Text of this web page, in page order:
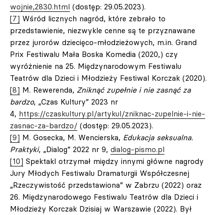
wojnie,2830.html (dostęp: 29.05.2023).
[7] Wśród licznych nagród, które zebrało to
przedstawienie, niezwykle cenne są te przyznawane
przez jurorów dziecięco-młodzieżowych, m.in. Grand
Prix Festiwalu Mała Boska Komedia (2020,) czy
wyróżnienie na 25. Międzynarodowym Festiwalu
Teatrów dla Dzieci i Młodzieży Festiwal Korczak (2020).
[8] M. Rewerenda, Zniknąć zupełnie i nie zasnąć za
bardzo, „Czas Kultury” 2023 nr
4, https://czaskultury.pl/artykul/zniknac-zupelnie-i-nie-
zasnac-za-bardzo/ (dostęp: 29.05.2023).
[9] M. Gosecka, M. Wencierska, Edukacja seksualna.
Praktyki, „Dialog” 2022 nr 9, dialog-pismo.pl
[10] Spektakl otrzymał między innymi główne nagrody
Jury Młodych Festiwalu Dramaturgii Współczesnej
„Rzeczywistość przedstawiona” w Zabrzu (2022) oraz
26. Międzynarodowego Festiwalu Teatrów dla Dzieci i
Młodzieży Korczak Dzisiaj w Warszawie (2022). Był